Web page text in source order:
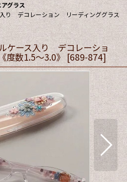
アグラス
り デコレーション リーディンググラス
ケース入り デコレーショ
度数1.5〜3.0》 [689-874]